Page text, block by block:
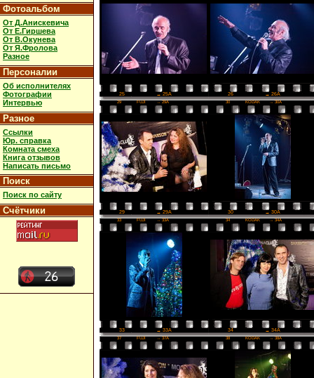
Фотоальбом
От Д.Анискевича
От Е.Гиршева
От В.Окунева
От Я.Фролова
Разное
Персоналии
Об исполнителях
Фотографии
Интервью
Разное
Ссылки
Юр. справка
Комната смеха
Книга отзывов
Написать письмо
Поиск
Поиск по сайту
Счётчики
25 → 25A 26 → 26A
29 FUJI → 29A 30 KODAK → 30A
29 → 29A 30 → 30A
33 FUJI → 33A 34 KODAK → 34A
33 → 33A 34 → 34A
37 FUJI → 37A 38 KODAK → 38A